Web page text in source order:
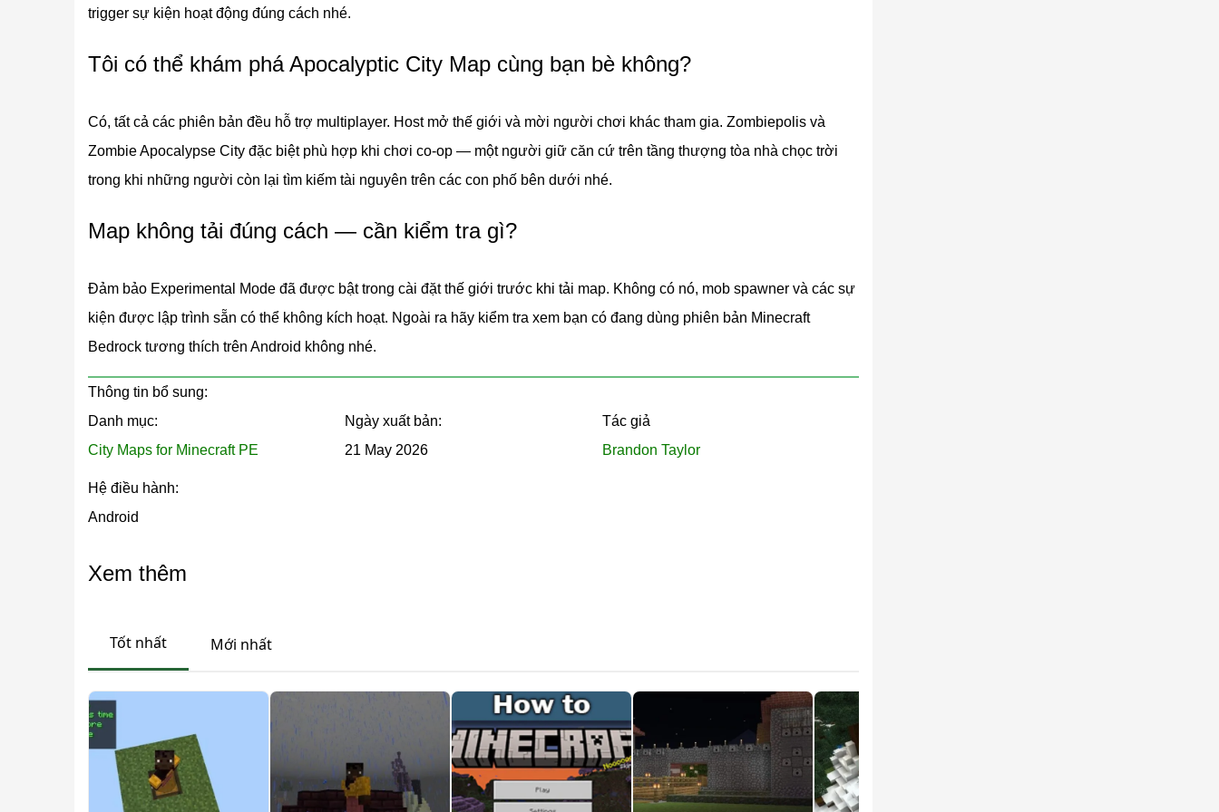
nguy hiểm.
Zombiepolis
Phiên bản lớn nhất và chi tiết nhất. Zombiepolis là một thành phố đầy đủ với những con đường phủ đầy cây dại, các tòa
nhà đổ nát vàtường phủ rêumà thiên nhiên đã lấy lại. Mỗi công trình đều có câu chuyện riêng của mình.
Tháp Ace, nơi kim đồng hồ đứng yên từ khoảnh khắc thành phố này chết;
tòa nhà chọc trời đang sụp đổ với tầng hầm bị phá hủy và các tầng không ổn định;
Tòa thị chính trống rỗng, từng là trung tâm đời sống công dân, nay hoàn toàn bị bỏ hoang;
Zombiepolis không có hạn chế mod nào. Bất kỳ addon bên thứ ba nào cũng hoạt động ở đây, người chơi có thể xây dựng
kịch bản riêng của mình trên thế giới có sẵn nhé.
thế giới đã bị phá hủy bên ngoài. Thành phố bên ngoài đã bị tàn phá bởi một thảm họa khủng khiếp — không có gợi ý,
không có hướng dẫn.
Nhiều địa điểm hoang tàn hơn có trong bộ sưu tập city map cho Minecraft Bedrock.
Hướng Dẫn Cài Đặt trên Android
trigger sự kiện hoạt động đúng cách nhé.
Tôi có thể khám phá Apocalyptic City Map cùng bạn bè không?
Có, tất cả các phiên bản đều hỗ trợ multiplayer. Host mở thế giới và mời người chơi khác tham gia. Zombiepolis và
Zombie Apocalypse City đặc biệt phù hợp khi chơi co-op — một người giữ căn cứ trên tầng thượng tòa nhà chọc trời
trong khi những người còn lại tìm kiếm tài nguyên trên các con phố bên dưới nhé.
Map không tải đúng cách — cần kiểm tra gì?
Đảm bảo Experimental Mode đã được bật trong cài đặt thế giới trước khi tải map. Không có nó, mob spawner và các sự
kiện được lập trình sẵn có thể không kích hoạt. Ngoài ra hãy kiểm tra xem bạn có đang dùng phiên bản Minecraft
Bedrock tương thích trên Android không nhé.
Thông tin bổ sung:
Danh mục:
City Maps for Minecraft PE
Ngày xuất bản:
21 May 2026
Tác giả
Brandon Taylor
Hệ điều hành:
Android
Xem thêm
Tốt nhất Mới nhất